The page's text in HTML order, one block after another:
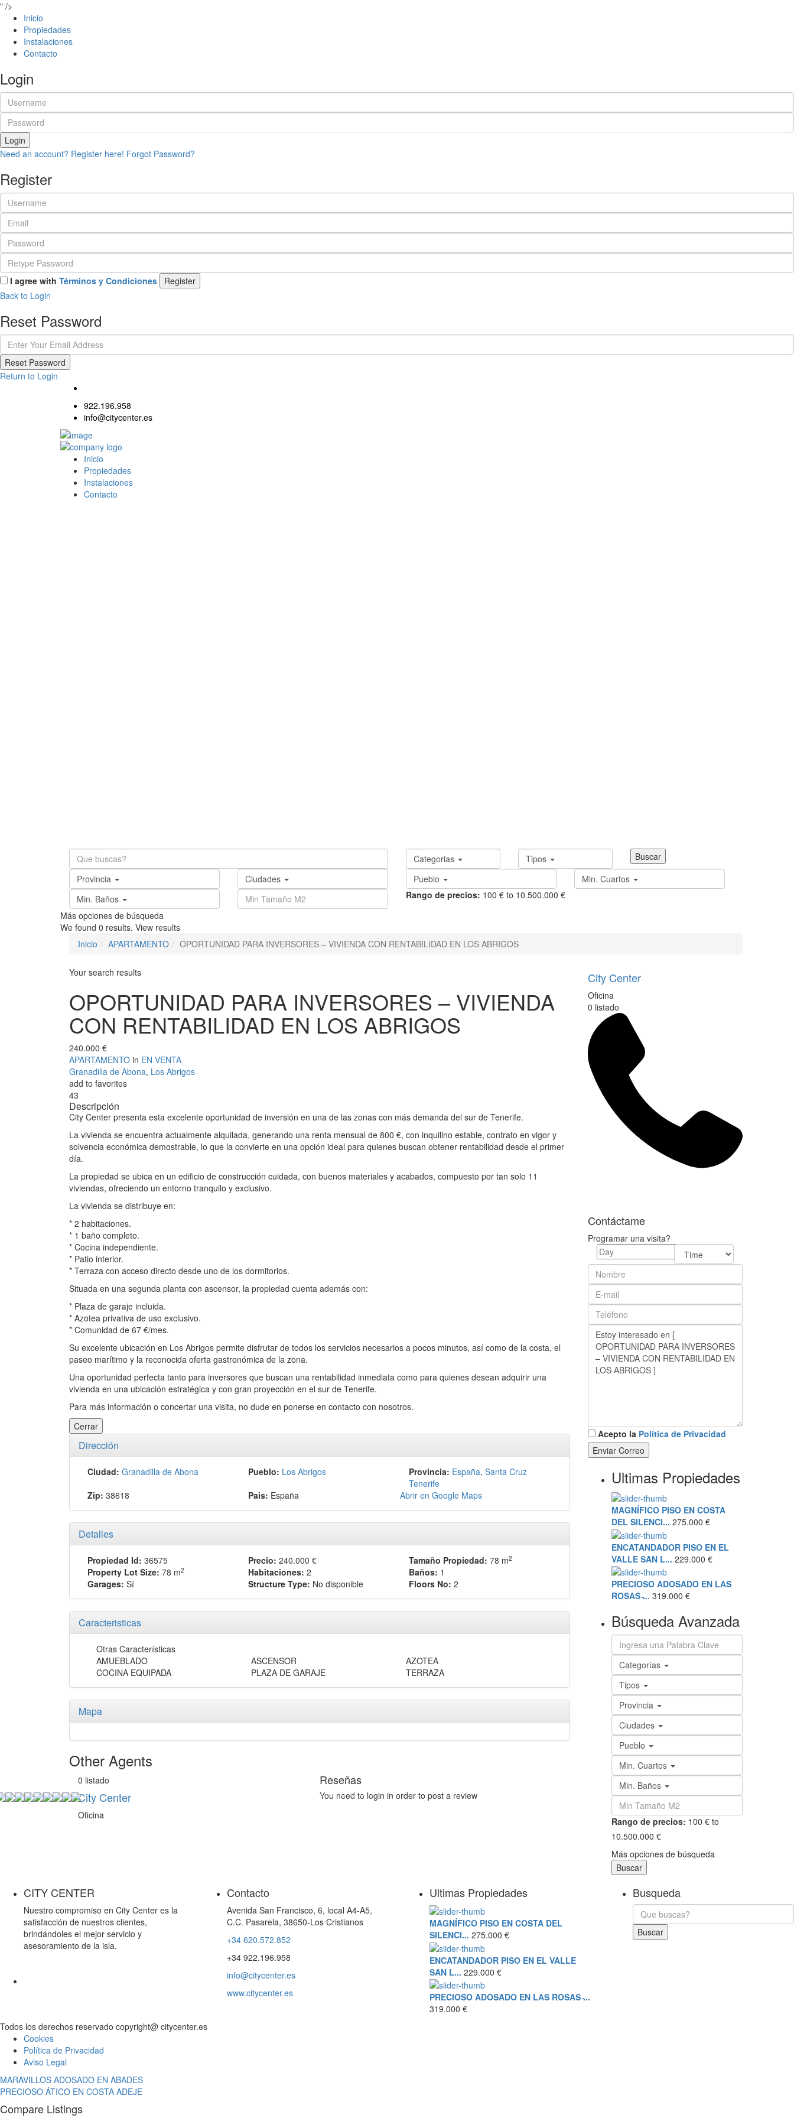
" />
Inicio
Propiedades
Instalaciones
Contacto
Login
Login
Need an account? Register here! Forgot Password?
Register
I agree with Términos y Condiciones
Register
Back to Login
Reset Password
Reset Password
Return to Login
922.196.958
info@citycenter.es
Inicio
Propiedades
Instalaciones
Contacto
Categorias
Tipos
Provincia
Ciudades Pueblo
Min. Cuartos
Min. Baños
Rango de precios: 100 € to 10.500.000 €
Más opciones de búsqueda
We found 0 results. View results
Inicio
APARTAMENTO OPORTUNIDAD PARA INVERSORES – VIVIENDA CON RENTABILIDAD EN LOS ABRIGOS
Your search results
OPORTUNIDAD PARA INVERSORES – VIVIENDA
CON RENTABILIDAD EN LOS ABRIGOS
240.000 €
APARTAMENTO in EN VENTA
Granadilla de Abona, Los Abrigos
add to favorites
43
Descripción
City Center presenta esta excelente oportunidad de inversión en una de las zonas con más demanda del sur de Tenerife.
La vivienda se encuentra actualmente alquilada, generando una renta mensual de 800 €, con inquilino estable, contrato en vigor y
solvencia económica demostrable, lo que la convierte en una opción ideal para quienes buscan obtener rentabilidad desde el primer
día.
La propiedad se ubica en un edificio de construcción cuidada, con buenos materiales y acabados, compuesto por tan solo 11
viviendas, ofreciendo un entorno tranquilo y exclusivo.
La vivienda se distribuye en:
* 2 habitaciones.
* 1 baño completo.
* Cocina independiente.
* Patio interior.
* Terraza con acceso directo desde uno de los dormitorios.
Situada en una segunda planta con ascensor, la propiedad cuenta además con:
* Plaza de garaje incluida.
* Azotea privativa de uso exclusivo.
* Comunidad de 67 €/mes.
Su excelente ubicación en Los Abrigos permite disfrutar de todos los servicios necesarios a pocos minutos, así como de la costa, el
paseo marítimo y la reconocida oferta gastronómica de la zona.
Una oportunidad perfecta tanto para inversores que buscan una rentabilidad inmediata como para quienes desean adquirir una
vivienda en una ubicación estratégica y con gran proyección en el sur de Tenerife.
Para más información o concertar una visita, no dude en ponerse en contacto con nosotros.
Cerrar
Dirección
Ciudad: Granadilla de Abona Pueblo: Los Abrigos Provincia: España, Santa Cruz
Tenerife
Zip: 38618 Pais: España Abrir en Google Maps
Detalles
Propiedad Id: 36575 Precio: 240.000 € Tamaño Propiedad: 78 m2
Property Lot Size: 78 m2 Habitaciones: 2 Baños: 1
Garages: Sí Structure Type: No disponible Floors No: 2
Caracteristicas
Otras Características
AMUEBLADO
ASCENSOR
AZOTEA
COCINA EQUIPADA
PLAZA DE GARAJE TERRAZA
Mapa
Other Agents
0 listado
City Center
Oficina
Reseñas
You need to login in order to post a review
City Center
Oficina
0 listado
Contáctame
Programar una visita?
Acepto la Política de Privacidad
Ultimas Propiedades
MAGNÍFICO PISO EN COSTA
DEL SILENCI... 275.000 €
ENCATANDADOR PISO EN EL
VALLE SAN L... 229.000 €
PRECIOSO ADOSADO EN LAS
ROSAS ̵... 319.000 €
Búsqueda Avanzada
Categorías
Tipos
Provincia
Ciudades
Pueblo
Min. Cuartos
Min. Baños
Rango de precios: 100 € to
10.500.000 €
Más opciones de búsqueda
Buscar
CITY CENTER
Nuestro compromiso en City Center es la
satisfacción de nuestros clientes,
brindándoles el mejor servicio y
asesoramiento de la isla.
Contacto
Avenida San Francisco, 6, local A4-A5,
C.C. Pasarela, 38650-Los Cristianos
+34 620.572.852
+34 922.196.958
info@citycenter.es
www.citycenter.es
Ultimas Propiedades
MAGNÍFICO PISO EN COSTA DEL
SILENCI... 275.000 €
ENCATANDADOR PISO EN EL VALLE
SAN L... 229.000 €
PRECIOSO ADOSADO EN LAS ROSAS ̵...
319.000 €
Busqueda
Buscar
Todos los derechos reservado copyright@ citycenter.es
Cookies
Política de Privacidad
Aviso Legal
MARAVILLOS ADOSADO EN ABADES
PRECIOSO ÁTICO EN COSTA ADEJE
Compare Listings